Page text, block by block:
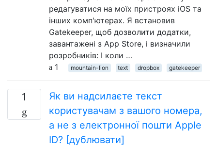
редагуватися на моїх пристроях iOS та
інших комп'ютерах. Я встановив
Gatekeeper, щоб дозволити додатки,
завантажені з App Store, і визначили
розробників: І коли …
1
mountain-lion text dropbox gatekeeper
1
Як ви надсилаєте текст
користувачам з вашого номера,
а не з електронної пошти Apple
ID? [дублювати]